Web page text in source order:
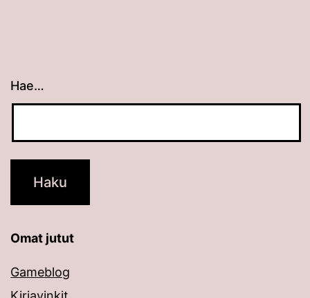
Hae…
Kun tuloksia tulee, voit selata niitä
Omat jutut
Gameblog